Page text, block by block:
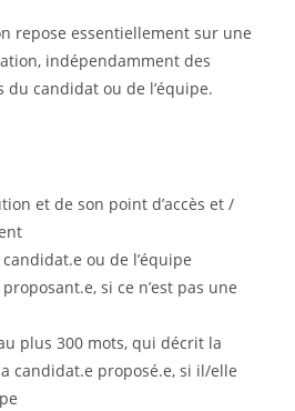
repose essentiellement sur une
indépendamment des
candidat ou de l’équipe.
et de son point d’accès et /
ou de l’équipe
si ce n’est pas une
plus 300 mots, qui décrit la
candidat.e proposé.e, si il/elle